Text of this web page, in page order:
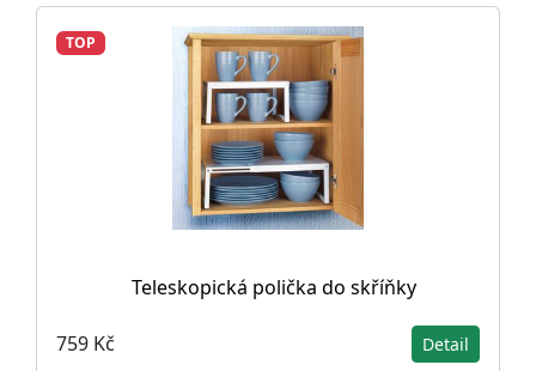
TOP
Teleskopická polička do skříňky
759 Kč Detail